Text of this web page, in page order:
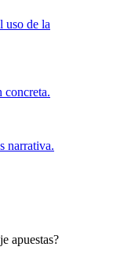
uso de la
concreta.
narrativa.
apuestas?